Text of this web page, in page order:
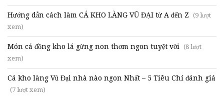
Hướng dẫn cách làm CÁ KHO LÀNG VŨ ĐẠI từ A đến Z (9 lượt
xem)
Món cá đồng kho lá gừng non thơm ngon tuyệt vời (8 lượt
xem)
Cá kho làng Vũ Đại nhà nào ngon Nhất – 5 Tiêu Chí đánh giá
(7 lượt xem)